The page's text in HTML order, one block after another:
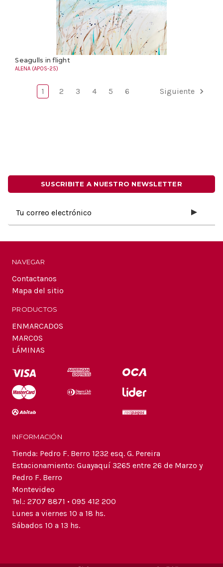
Seagulls in flight
ALENA (APOS-25)
1 2 3 4 5 6 Siguiente
SUSCRIBITE A NUESTRO NEWSLETTER
electrónico
NAVEGAR
Contactanos
Mapa del sitio
PRODUCTOS
ENMARCADOS
MARCOS
LÁMINAS
INFORMACIÓN
Tienda: Pedro F. Berro 1232 esq. G. Pereira
Estacionamiento: Guayaquí 3265 entre 26 de Marzo y
Pedro F. Berro
Montevideo
Tel.: 2707 8871 • 095 412 200
Lunes a viernes 10 a 18 hs.
Sábados 10 a 13 hs.